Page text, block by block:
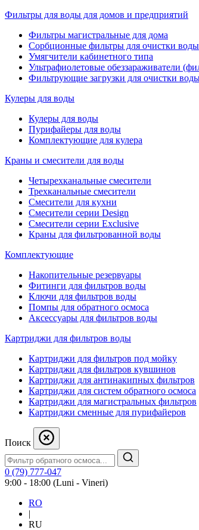
Фильтры для воды для домов и предприятий
Фильтры магистральные для дома
Сорбционные фильтры для очистки воды
Умягчители кабинетного типа
Ультрафиолетовые обеззараживатели
Фильтрующие загрузки для очистки
Кулеры для воды
Кулеры для воды
Пурифайеры для воды
Комплектующие для кулера
Краны и смесители для воды
Четырехканальные смесители
Трехканальные смесители
Смесители для кухни
Смесители серии Design
Смесители серии Exclusive
Краны для фильтрованной воды
Комплектующие
Накопительные резервуары
Фитинги для фильтров воды
Ключи для фильтров воды
Помпы для обратного осмоса
Аксессуары для фильтров воды
Картриджи для фильтров воды
Картриджи для фильтров под мойку
Картриджи для фильтров кувшинов
Картриджи для антинакипных фильтров
Картриджи для систем обратного осмоса
Картриджи для магистральных фильтров
Картриджи сменные для пурифайеров
Поиск
0 (79) 777-047
9:00 - 18:00 (Luni - Vineri)
RO
|
RU